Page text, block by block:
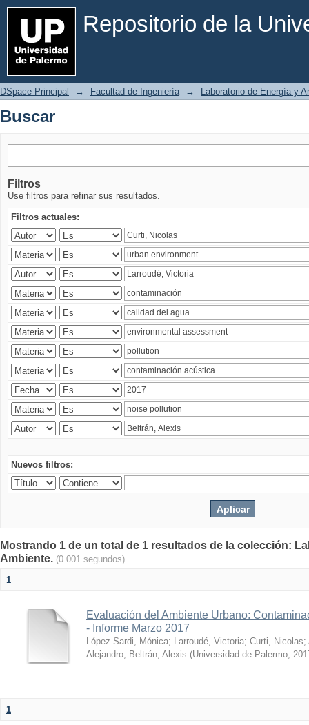
Repositorio de la
Buscar
DSpace Principal → Facultad de Ingeniería → Laboratorio de Energía y
Buscar
Filtros
Use filtros para refinar sus resultados.
Filtros actuales:
Nuevos filtros:
Mostrando 1 de un total de 1 resultados de la colección:
Ambiente. (0.001 segundos)
1
Evaluación del Ambiente Urbano:
- Informe Marzo 2017
López Sardi, Mónica; Larroudé, Victoria; Curti, Nicolas;
Alejandro; Beltrán, Alexis (Universidad de Palermo,
1